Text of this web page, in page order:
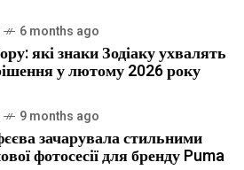
6 months ago
які знаки Зодіаку ухвалять
у лютому 2026 року
9 months ago
зачарувала стильними
фотосесії для бренду Puma